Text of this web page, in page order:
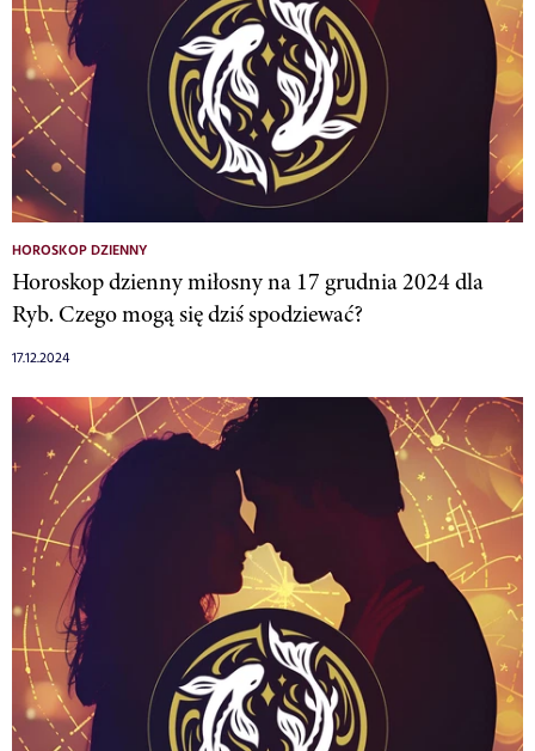
HOROSKOP DZIENNY
Horoskop dzienny miłosny na 17 grudnia 2024 dla
Ryb. Czego mogą się dziś spodziewać?
17.12.2024